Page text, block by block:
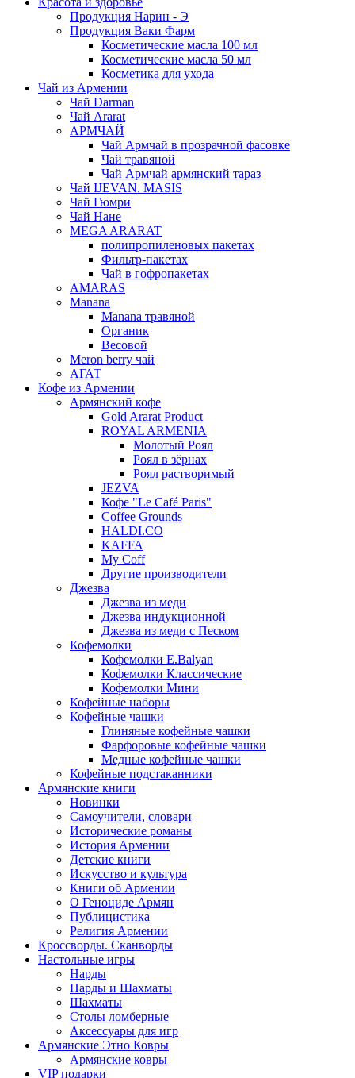
Продукция Нарин - Э
Продукция Ваки Фарм
Косметические масла 100 мл
Косметические масла 50 мл
Косметика для ухода
Чай из Армении
Чай Darman
Чай Ararat
АРМЧАЙ
Чай Армчай в прозрачной фасовке
Чай травяной
Чай Армчай армянский тараз
Чай IJEVAN. MASIS
Чай Гюмри
Чай Нане
MEGA ARARAT
полипропиленовых пакетах
Фильтр-пакетах
Чай в гофропакетах
AMARAS
Manana
Manana травяной
Органик
Весовой
Meron berry чай
АГАТ
Кофе из Армении
Армянский кофе
Gold Ararat Product
ROYAL ARMENIA
Молотый Роял
Роял в зёрнах
Роял растворимый
JEZVA
Кофе "Le Café Paris"
Coffee Grounds
HALDI.CO
KAFFA
My Coff
Другие производители
Джезва
Джезва из меди
Джезва индукционной
Джезва из меди с Песком
Кофемолки
Кофемолки E.Balyan
Кофемолки Классические
Кофемолки Мини
Кофейные наборы
Кофейные чашки
Глиняные кофейные чашки
Фарфоровые кофейные чашки
Медные кофейные чашки
Кофейные подстаканники
Армянские книги
Новинки
Самоучители, словари
Исторические романы
История Армении
Детские книги
Иcкусство и культура
Книги об Армении
О Геноциде Армян
Публицистика
Религия Армении
Кроссворды. Сканворды
Настольные игры
Нарды
Нарды и Шахматы
Шахматы
Столы ломберные
Аксессуары для игр
Армянские Этно Ковры
Армянские ковры
VIP подарки